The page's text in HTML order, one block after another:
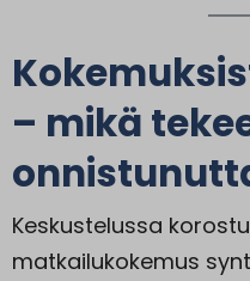
– mikä
Keskustelussa
matkailukokemus